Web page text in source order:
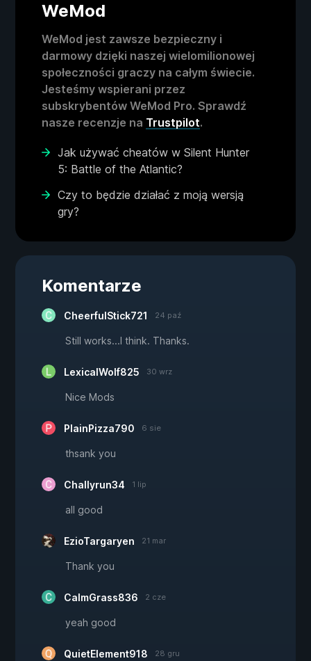
WeMod
WeMod jest zawsze bezpieczny i
darmowy dzięki naszej wielomilionowej
społeczności graczy na całym świecie.
Jesteśmy wspierani przez
subskrybentów WeMod Pro. Sprawdź
nasze recenzje na Trustpilot.
Jak używać cheatów w Silent Hunter
5: Battle of the Atlantic?
Czy to będzie działać z moją wersją
gry?
Komentarze
CheerfulStick721 24 paź
Still works...I think. Thanks.
LexicalWolf825 30 wrz
Nice Mods
PlainPizza790 6 sie
thsank you
Challyrun34 1 lip
all good
EzioTargaryen 21 mar
Thank you
CalmGrass836 2 cze
yeah good
QuietElement918 28 gru